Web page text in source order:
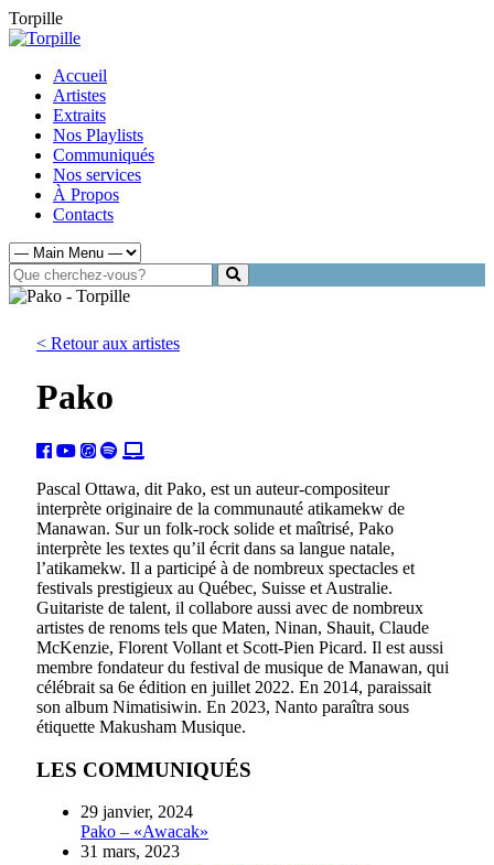
Torpille
Accueil
Artistes
Extraits
Nos Playlists
Communiqués
Nos services
À Propos
Contacts
< Retour aux artistes
Pako
Pascal Ottawa, dit Pako, est un auteur-compositeur
interprète originaire de la communauté atikamekw de
Manawan. Sur un folk-rock solide et maîtrisé, Pako
interprète les textes qu’il écrit dans sa langue natale,
l’atikamekw. Il a participé à de nombreux spectacles et
festivals prestigieux au Québec, Suisse et Australie.
Guitariste de talent, il collabore aussi avec de nombreux
artistes de renoms tels que Maten, Ninan, Shauit, Claude
McKenzie, Florent Vollant et Scott-Pien Picard. Il est aussi
membre fondateur du festival de musique de Manawan, qui
célébrait sa 6e édition en juillet 2022. En 2014, paraissait
son album Nimatisiwin. En 2023, Nanto paraîtra sous
étiquette Makusham Musique.
LES COMMUNIQUÉS
29 janvier, 2024
Pako – «Awacak»
31 mars, 2023